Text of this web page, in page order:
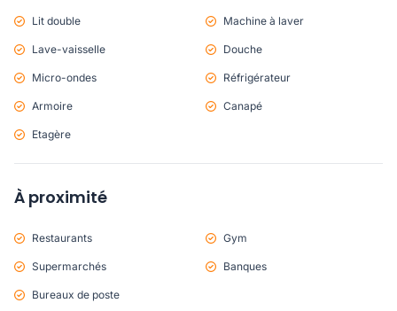
Lit double Machine à laver
Lave-vaisselle Douche
Micro-ondes Réfrigérateur
Armoire Canapé
Etagère
À proximité
Restaurants Gym
Supermarchés Banques
Bureaux de poste